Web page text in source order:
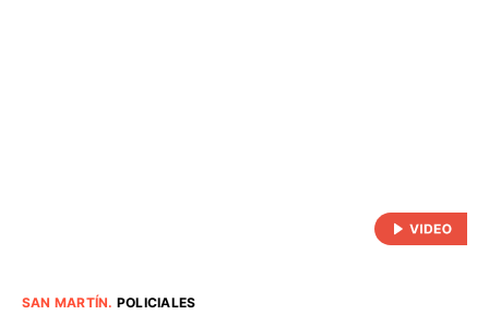
SAN MARTÍN. POLICIALES